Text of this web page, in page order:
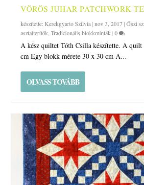
VÖRÖS JUHAR PATCHWORK
készítette:Kerekgyarto Szilvia|nov 3, 2017|Őszi
asztalterítők ,Tradicionális blokkminták |0
A kész quiltet Tóth Csilla készítette. A quilt
cm Egy blokk mérete 30 x 30 cm A...
OLVASS TOVÁBB